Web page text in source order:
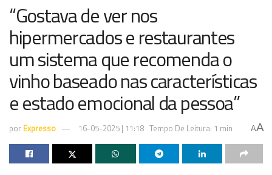
“Gostava de ver nos
hipermercados e restaurantes
um sistema que recomenda o
vinho baseado nas características
e estado emocional da pessoa”
por Expresso 16-05-2025 | 11:18 Tempo De Leitura: 1 min AA